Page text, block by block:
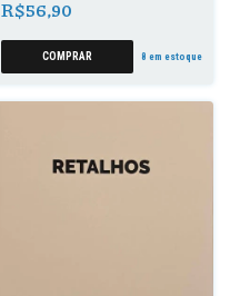
R$56,90
8 em estoque